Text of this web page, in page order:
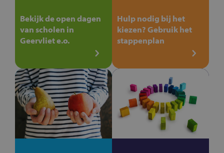
Bekijk de open dagen
van scholen in
Geervliet e.o.
Hulp nodig bij het
kiezen? Gebruik het
stappenplan